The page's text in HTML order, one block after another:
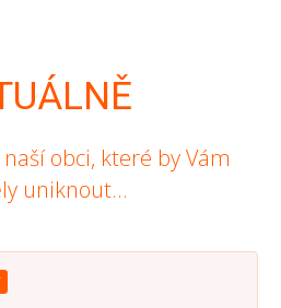
obci, které by Vám
uniknout...